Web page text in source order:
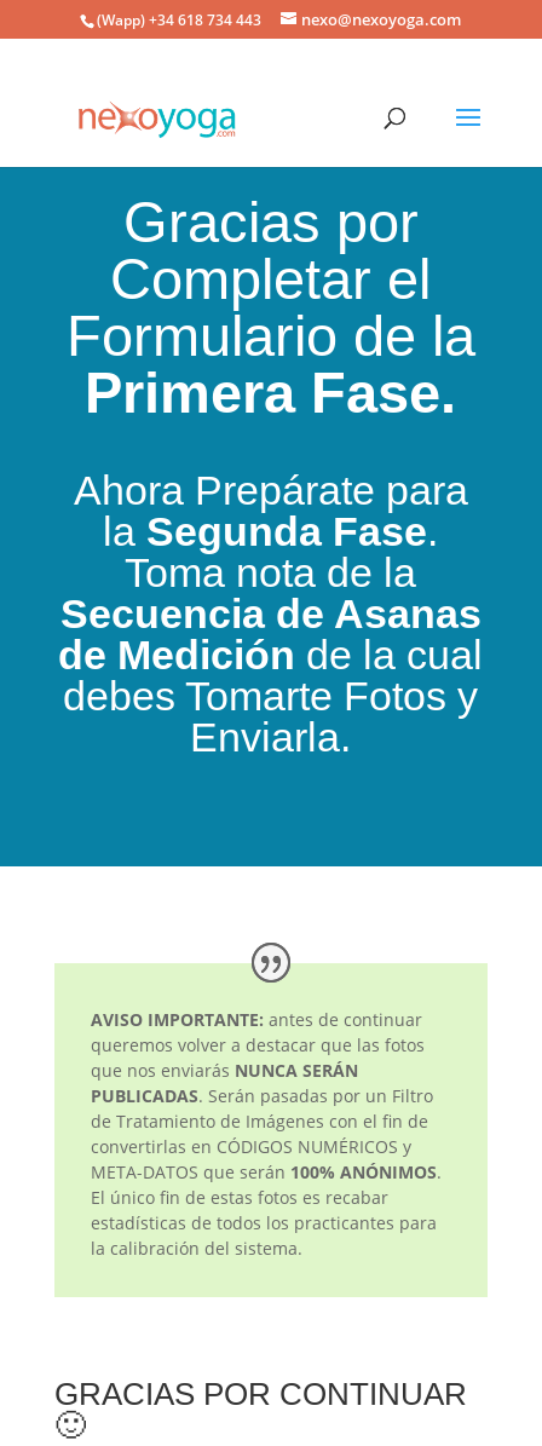
(Wapp) +34 618 734 443 nexo@nexoyoga.com
Gracias por
Completar el
Formulario de la
Primera Fase.
Ahora Prepárate para
la Segunda Fase.
Toma nota de la
Secuencia de Asanas
de Medición de la cual
debes Tomarte Fotos y
Enviarla.
AVISO IMPORTANTE: antes de continuar
queremos volver a destacar que las fotos
que nos enviarás NUNCA SERÁN
PUBLICADAS. Serán pasadas por un Filtro
de Tratamiento de Imágenes con el fin de
convertirlas en CÓDIGOS NUMÉRICOS y
META-DATOS que serán 100% ANÓNIMOS.
El único fin de estas fotos es recabar
estadísticas de todos los practicantes para
la calibración del sistema.
GRACIAS POR CONTINUAR
🙂